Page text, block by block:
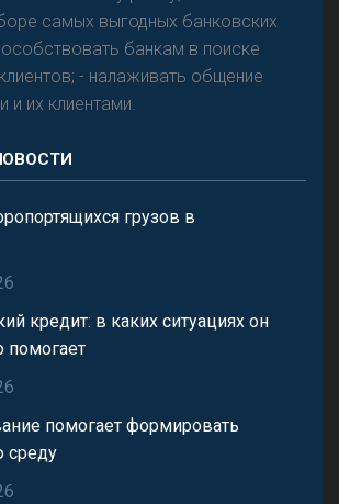
самых выгодных банковских
банкам в поиске
- налаживать общение
их клиентами.
грузов в
кредит: в каких ситуациях он
помогает
помогает формировать
среду